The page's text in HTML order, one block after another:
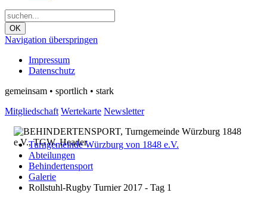
OK
Navigation überspringen
Impressum
Datenschutz
gemeinsam • sportlich • stark
Mitgliedschaft Wertekarte Newsletter
Turngemeinde Würzburg von 1848 e.V.
Abteilungen
Behindertensport
Galerie
Rollstuhl-Rugby Turnier 2017 - Tag 1